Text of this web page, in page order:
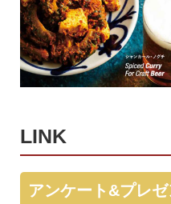
LINK
アンケート&プレゼ